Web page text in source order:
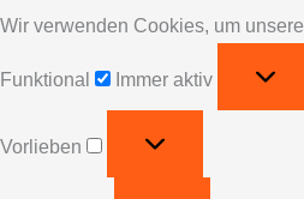
Wir verwenden Cookies, um
Funktional Immer aktiv
Vorlieben